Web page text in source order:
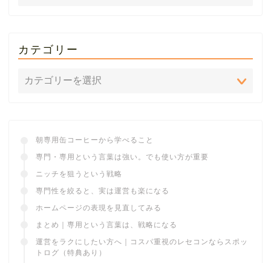
カテゴリー
朝専用缶コーヒーから学べること
専門・専用という言葉は強い。でも使い方が重要
ニッチを狙うという戦略
専門性を絞ると、実は運営も楽になる
ホームページの表現を見直してみる
まとめ｜専用という言葉は、戦略になる
運営をラクにしたい方へ｜コスパ重視のレセコンならスポッ
トログ（特典あり）